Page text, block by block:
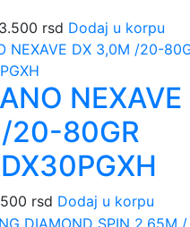
rsd Dodaj u korpu
NEXAVE
20-80GR
rsd Dodaj u korpu